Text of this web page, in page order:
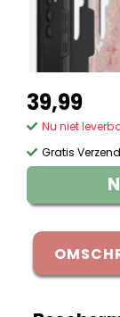
39,99
Nu niet
Gratis